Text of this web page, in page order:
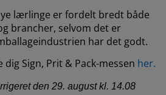
lærlinge er fordelt bredt både
brancher, selvom det er
har det godt.
Sign, Prit & Pack-messen her.
den 29. august kl. 14.08